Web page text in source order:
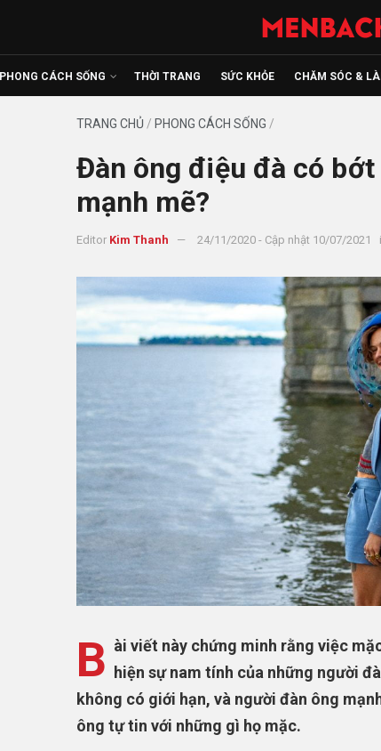
PHONG CÁCH SỐNG THỜI TRANG SỨC KHỎE CHĂM SÓC &
TRANG CHỦ/ PHONG CÁCH SỐNG /
Đàn ông điệu đà có
mạnh mẽ?
Editor Kim Thanh 24/11/2020 - Cập nhật 10/07/2021
B ài viết này chứng minh rằng việc
hiện sự nam tính của những người
không có giới hạn, và người đàn ông
ông tự tin với những gì họ mặc.